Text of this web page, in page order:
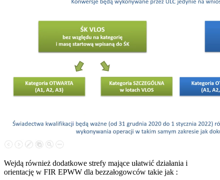
Wejdą również dodatkowe strefy mające ułatwić działania i
orientację w FIR EPWW dla bezzałogowców takie jak :